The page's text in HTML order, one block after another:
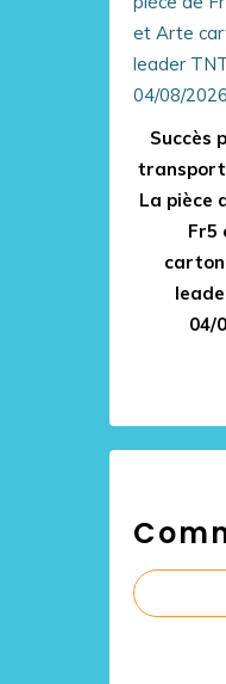
Succès
La pièce
Fr5
04/